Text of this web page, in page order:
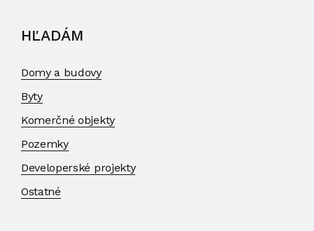
HĽADÁM
Domy a budovy
Byty
Komerčné objekty
Pozemky
Developerské projekty
Ostatné